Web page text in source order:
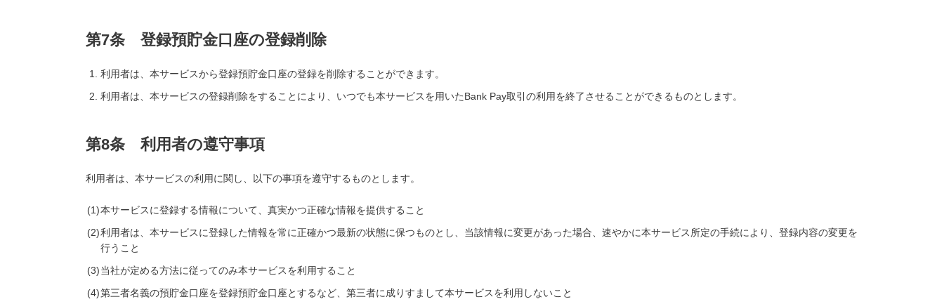
第7条 登録預貯金口座の登録削除
利用者は、本サービスから登録預貯金口座の登録を削除することができます。
利用者は、本サービスの登録削除をすることにより、いつでも本サービスを用いたBank Pay取引の利用を終了させることができるものとします。
第8条 利用者の遵守事項
利用者は、本サービスの利用に関し、以下の事項を遵守するものとします。
本サービスに登録する情報について、真実かつ正確な情報を提供すること
利用者は、本サービスに登録した情報を常に正確かつ最新の状態に保つものとし、当該情報に変更があった場合、速やかに本サービス所定の手続により、登録内容の変更を
行うこと
当社が定める方法に従ってのみ本サービスを利用すること
第三者名義の預貯金口座を登録預貯金口座とするなど、第三者に成りすまして本サービスを利用しないこと